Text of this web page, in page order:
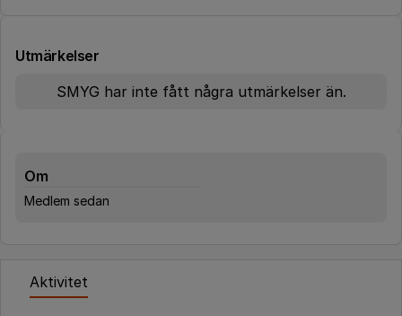
Utmärkelser
SMYG har inte fått några utmärkelser än.
Om
Medlem sedan
Aktivitet